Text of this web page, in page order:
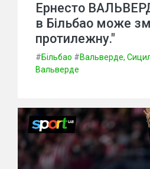
Ернесто
в Більбао може
протилежну."
#Більбао #Вальверде,
Вальверде